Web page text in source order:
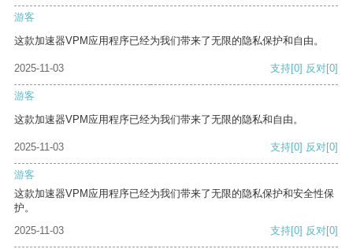
游客
这款加速器VPM应用程序已经为我们带来了无限的隐私保护和自由。
2025-11-03 支持[0] 反对[0]
游客
这款加速器VPM应用程序已经为我们带来了无限的隐私和自由。
2025-11-03 支持[0] 反对[0]
游客
这款加速器VPM应用程序已经为我们带来了无限的隐私保护和安全性保
护。
2025-11-03
支持[0] 反对[0]